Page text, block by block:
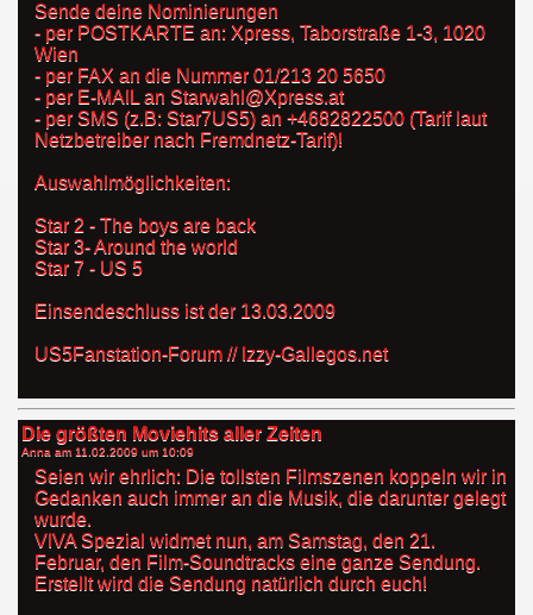
Sende deine Nominierungen
- per POSTKARTE an: Xpress, Taborstraße 1-3, 1020
Wien
- per FAX an die Nummer 01/213 20 5650
- per E-MAIL an Starwahl@Xpress.at
- per SMS (z.B: Star7US5) an +4682822500 (Tarif laut
Netzbetreiber nach Fremdnetz-Tarif)!
Auswahlmöglichkeiten:
Star 2 - The boys are back
Star 3- Around the world
Star 7 - US 5
Einsendeschluss ist der 13.03.2009
US5Fanstation-Forum // Izzy-Gallegos.net
Die größten Moviehits aller Zeiten
Anna am 11.02.2009 um 10:09
Seien wir ehrlich: Die tollsten Filmszenen koppeln wir in
Gedanken auch immer an die Musik, die darunter gelegt
wurde.
VIVA Spezial widmet nun, am Samstag, den 21.
Februar, den Film-Soundtracks eine ganze Sendung.
Erstellt wird die Sendung natürlich durch euch!